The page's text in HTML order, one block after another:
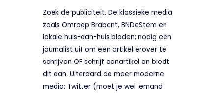
Zoek de publiciteit. De klassieke media
zoals Omroep Brabant, BNDeStem en
lokale huis-aan-huis bladen; nodig een
journalist uit om een artikel erover te
schrijven OF schrijf eenartikel en biedt
dit aan. Uiteraard de meer moderne
media: Twitter (moet je wel iemand